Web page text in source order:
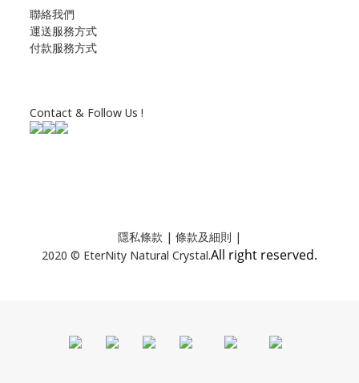
聯絡我們
運送服務方式
付款服務方式
Contact & Follow Us !
隱私條款 | 條款及細則 |
2020 © EterNity Natural Crystal.All right reserved.